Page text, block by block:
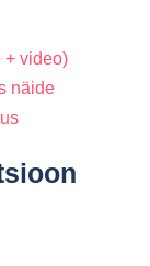
+ video)
näide